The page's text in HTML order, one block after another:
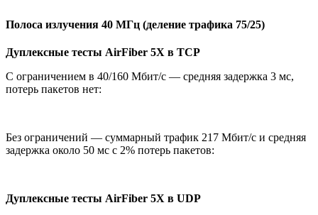
Полоса излучения 40 МГц (деление трафика 75/25)
Дуплексные тесты AirFiber 5X в TCP
С ограничением в 40/160 Мбит/с — средняя задержка 3 мс,
потерь пакетов нет:
Без ограничений — суммарный трафик 217 Мбит/с и средняя
задержка около 50 мс с 2% потерь пакетов:
Дуплексные тесты AirFiber 5X в UDP